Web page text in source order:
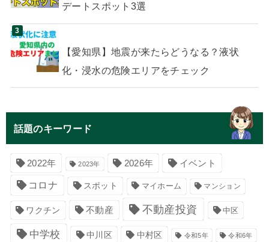
デートスポット3選
【愛知県】地震が来たらどうなる？液状
化・浸水の危険エリアをチェック
話題のキーワード
2022年 2023年 2026年 イベント
コロナ スポット マイホーム マンション
ワクチン 不動産 不動産投資 中区
中学校 中川区 中村区 令和5年 令和6年